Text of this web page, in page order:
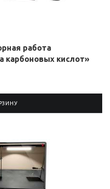
работа
карбоновых кислот»